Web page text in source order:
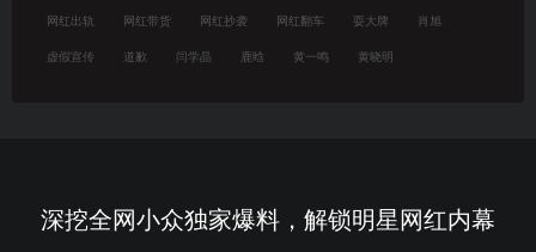
网红出轨 网红带货 网红抄袭 网红翻车 耍大牌 肖旭
虚假宣传 道歉 闫学晶 鹿晗 黄一鸣 黄晓明
深挖全网小众独家爆料，解锁明星网红内幕